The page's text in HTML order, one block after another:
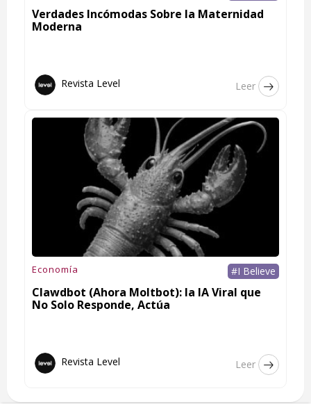
Verdades Incómodas Sobre la Maternidad
Moderna
Revista Level Leer
Economía #I Believe
Clawdbot (Ahora Moltbot): la IA Viral que
No Solo Responde, Actúa
Revista Level Leer